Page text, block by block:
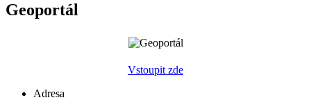
Geoportál
Vstoupit zde
Adresa